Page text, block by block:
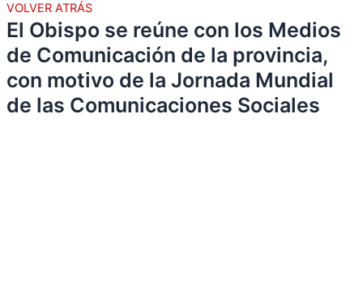
VOLVER ATRÁS
El Obispo se reúne con los Medios
de Comunicación de la provincia,
con motivo de la Jornada Mundial
de las Comunicaciones Sociales